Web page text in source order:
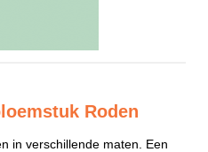
Roden
in verschillende maten. Een